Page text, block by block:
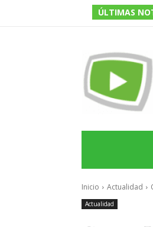
ÚLTIMAS
Inicio Actualidad
Actualidad